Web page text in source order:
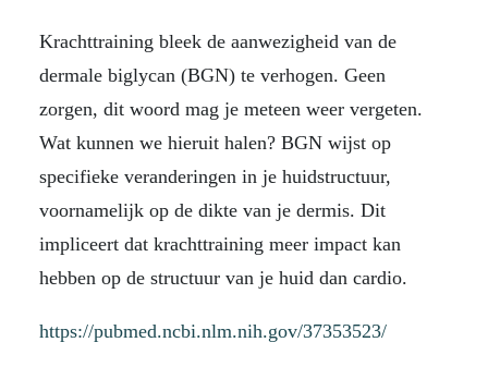
Krachttraining bleek de aanwezigheid van de
dermale biglycan (BGN) te verhogen. Geen
zorgen, dit woord mag je meteen weer vergeten.
Wat kunnen we hieruit halen? BGN wijst op
specifieke veranderingen in je huidstructuur,
voornamelijk op de dikte van je dermis. Dit
impliceert dat krachttraining meer impact kan
hebben op de structuur van je huid dan cardio.
https://pubmed.ncbi.nlm.nih.gov/37353523/